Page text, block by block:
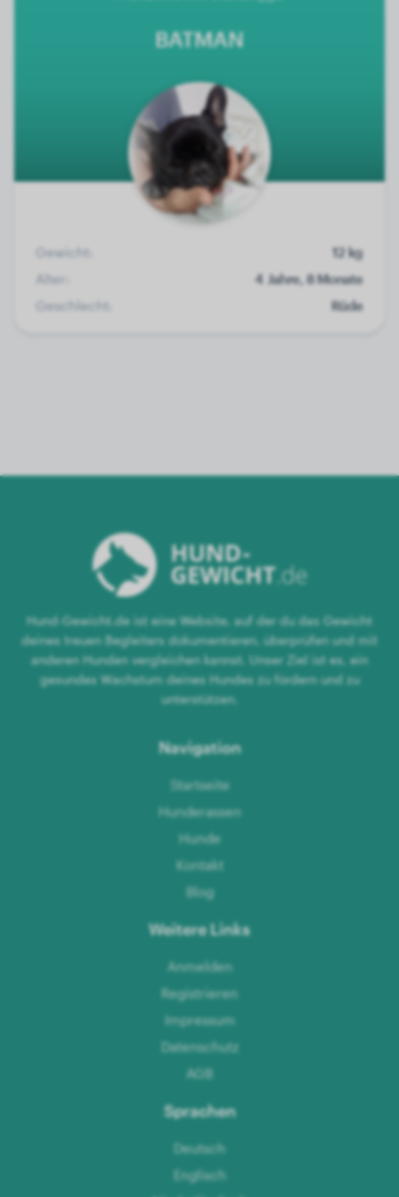
BATMAN
Gewicht:
12 kg
Alter:
4 Jahre, 8 Monate
Geschlecht:
Rüde
Hund-Gewicht.de ist eine Website, auf der du das Gewicht
deines treuen Begleiters dokumentieren, überprüfen und mit
anderen Hunden vergleichen kannst. Unser Ziel ist es, ein
gesundes Wachstum deines Hundes zu fördern und zu
unterstützen.
Navigation
Startseite
Hunderassen
Hunde
Kontakt
Blog
Weitere Links
Anmelden
Registrieren
Impressum
Datenschutz
AGB
Sprachen
Deutsch
Englisch